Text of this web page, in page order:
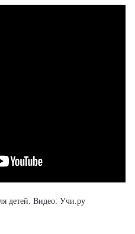
детей . Видео: Учи.ру